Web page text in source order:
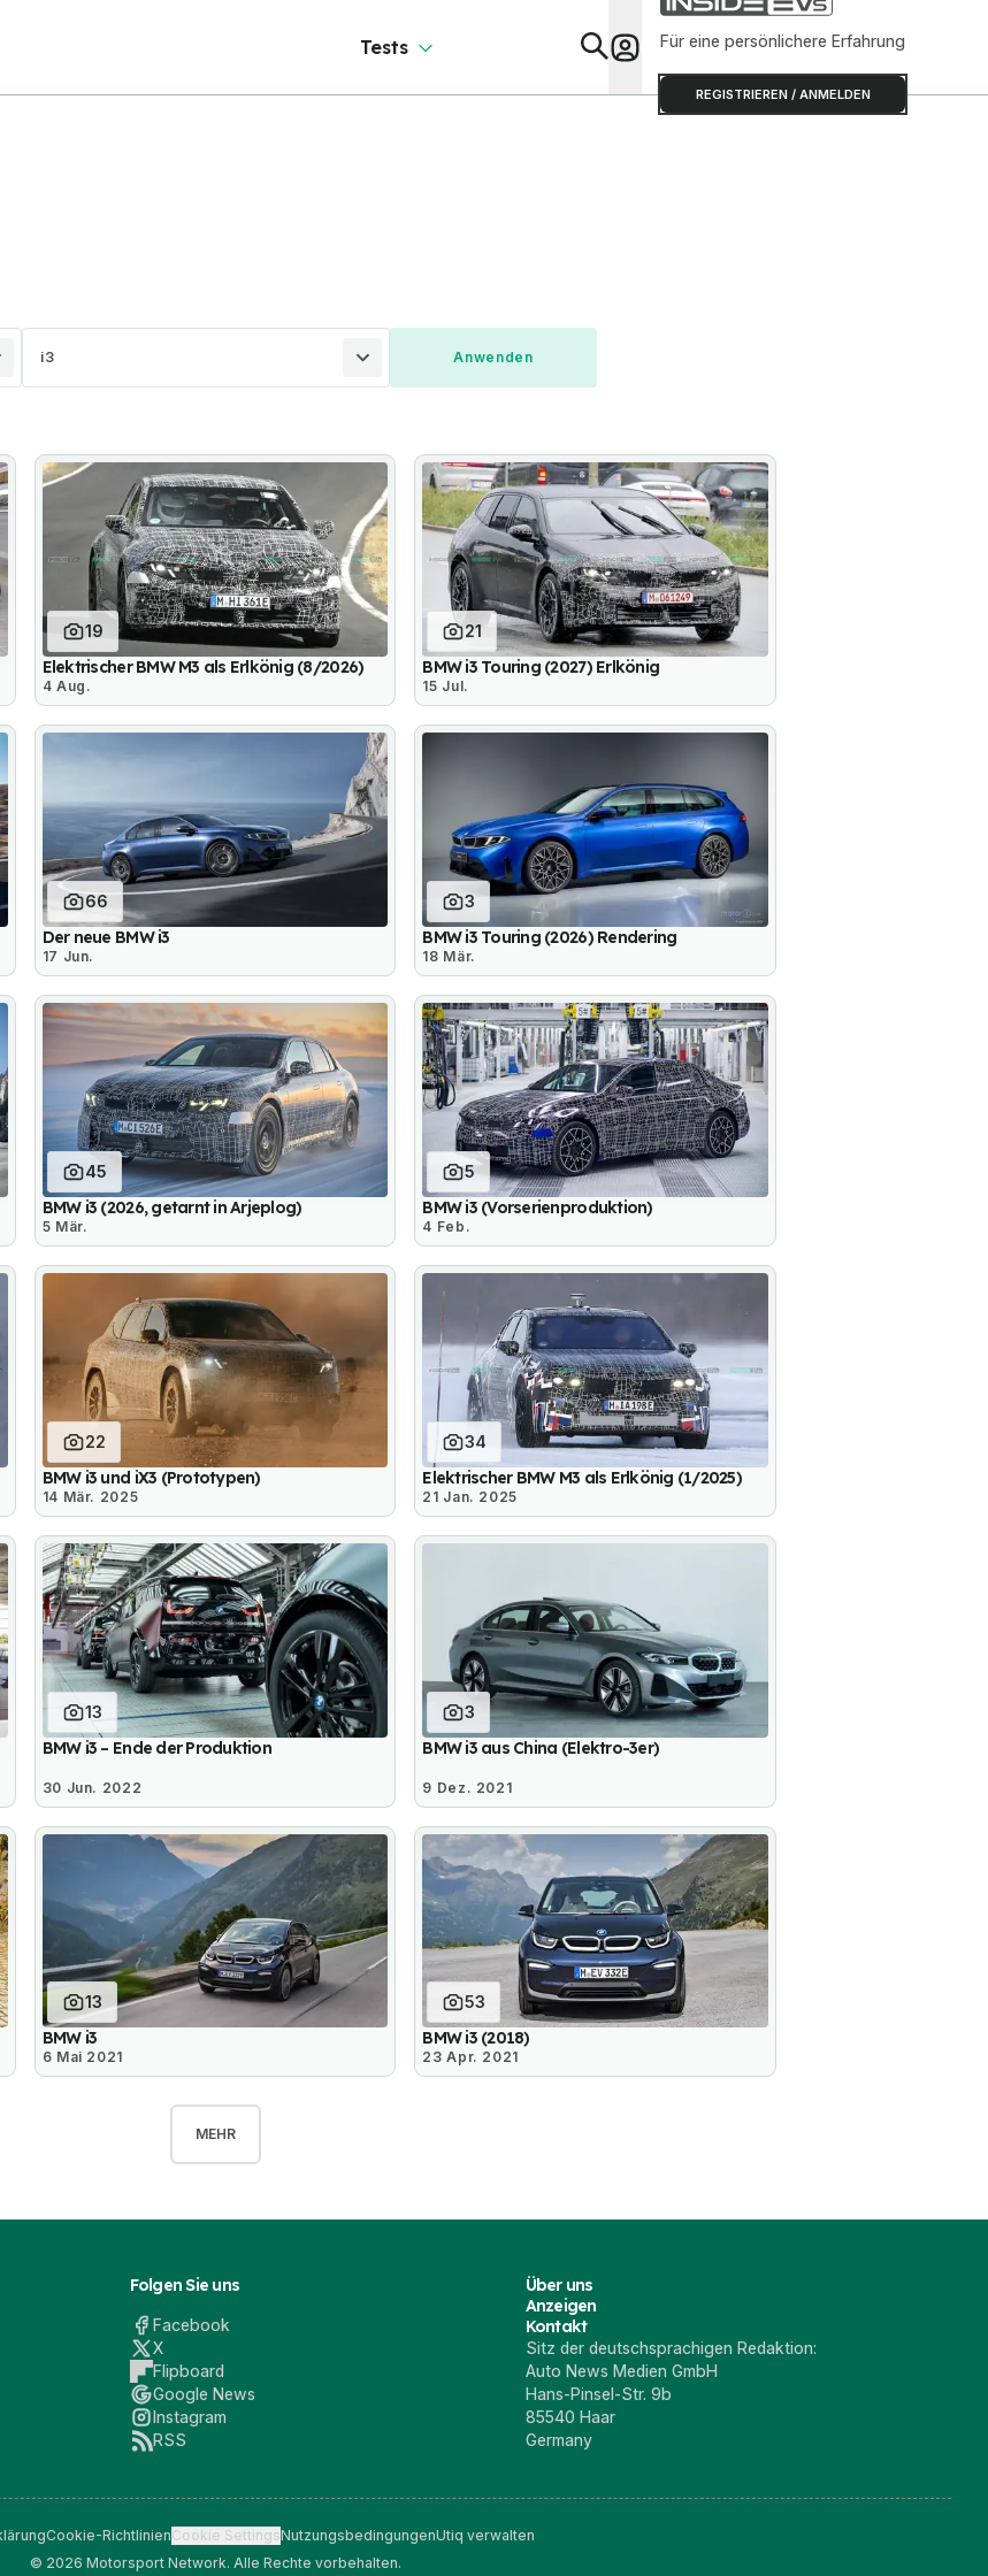
Tests Für eine persönlichere Erfahrung
REGISTRIEREN / ANMELDEN
i3
19
Elektrischer BMW M3 als Erlkönig (8/2026)
4 Aug.
21
BMW i3 Touring (2027) Erlkönig
15 Jul.
66
Der neue BMW i3
17 Jun.
3
BMW i3 Touring (2026) Rendering
18 Mär.
45
BMW i3 (2026, getarnt in Arjeplog)
5 Mär.
5
BMW i3 (Vorserienproduktion)
4 Feb.
22
BMW i3 und iX3 (Prototypen)
14 Mär. 2025
34
Elektrischer BMW M3 als Erlkönig (1/2025)
21 Jan. 2025
13
BMW i3 – Ende der Produktion
30 Jun. 2022
3
BMW i3 aus China (Elektro-3er)
9 Dez. 2021
13
BMW i3
6 Mai 2021
53
BMW i3 (2018)
23 Apr. 2021
MEHR
Folgen Sie uns
Facebook
X
Flipboard
Google News
Instagram
RSS
Über uns
Anzeigen
Kontakt
Sitz der deutschsprachigen Redaktion:
Auto News Medien GmbH
Hans-Pinsel-Str. 9b
85540 Haar
Germany
Cookie-RichtlinienCookie SettingsNutzungsbedingungenUtiq verwalten
© 2026 Motorsport Network. Alle Rechte vorbehalten.